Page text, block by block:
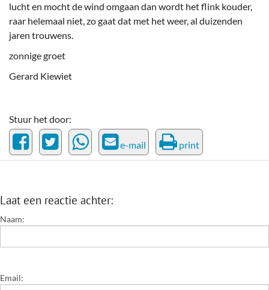
lucht en mocht de wind omgaan dan wordt het flink kouder,
raar helemaal niet, zo gaat dat met het weer, al duizenden
jaren trouwens.
zonnige groet
Gerard Kiewiet
Stuur het door:
e-mail print
Laat een reactie achter:
Naam:
Email: